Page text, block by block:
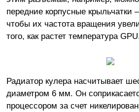
передние корпусные крыльчатки
чтобы их частота вращения
того, как растет температура
Радиатор кулера насчитывает
диаметром 6 мм. Он
процессором за счет